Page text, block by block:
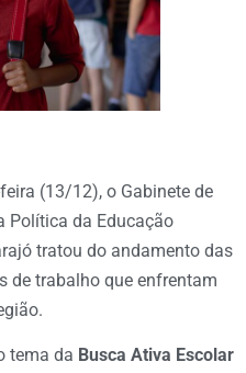
(13/12), o Gabinete de
Política da Educação
tratou do andamento das
de trabalho que enfrentam
tema da Busca Ativa Escolar